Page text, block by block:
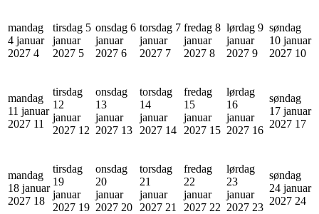
mandag
4 januar
2027 4
tirsdag 5
januar
2027 5
onsdag 6
januar
2027 6
torsdag 7
januar
2027 7
fredag 8
januar
2027 8
lørdag 9
januar
2027 9
søndag
10 januar
2027 10
mandag
11 januar
2027 11
tirsdag
12
januar
2027 12
onsdag
13
januar
2027 13
torsdag
14
januar
2027 14
fredag
15
januar
2027 15
lørdag
16
januar
2027 16
søndag
17 januar
2027 17
mandag
18 januar
2027 18
tirsdag
19
januar
2027 19
onsdag
20
januar
2027 20
torsdag
21
januar
2027 21
fredag
22
januar
2027 22
lørdag
23
januar
2027 23
søndag
24 januar
2027 24